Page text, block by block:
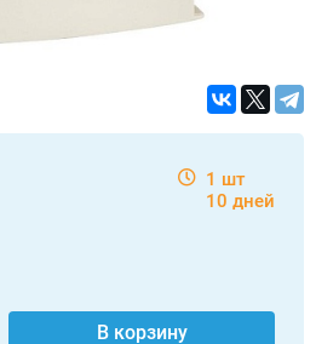
1 шт
10 дней
В корзину